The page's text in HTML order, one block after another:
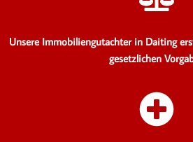
Unsere Immobiliengutachter in Daiting
gesetzlichen